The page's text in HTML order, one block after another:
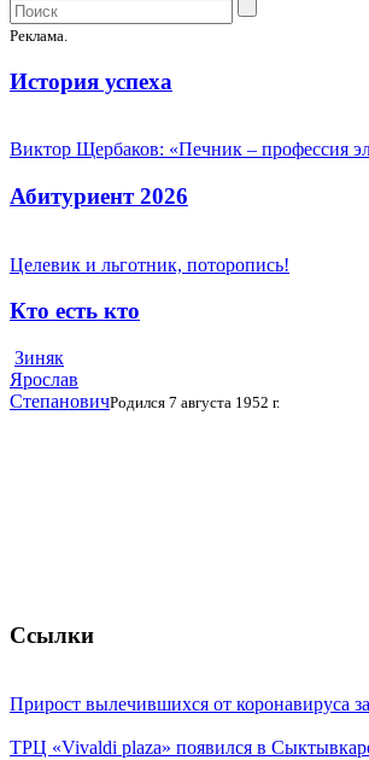
Реклама.
История успеха
Виктор Щербаков: «Печник – профессия
Абитуриент 2026
Целевик и льготник, поторопись!
Кто есть кто
Зиняк
Ярослав
СтепановичРодился 7 августа 1952 г.
Ссылки
Прирост вылечившихся от коронавируса
ТРЦ «Vivaldi plaza» появился в